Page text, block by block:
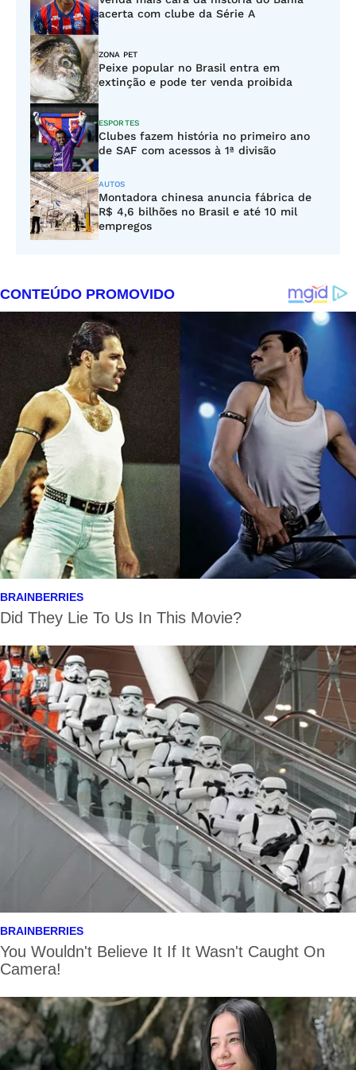
acerta com clube da Série A
ZONA PET
Peixe popular no Brasil entra em
extinção e pode ter venda proibida
ESPORTES
Clubes fazem história no primeiro ano
de SAF com acessos à 1ª divisão
AUTOS
Montadora chinesa anuncia fábrica de
R$ 4,6 bilhões no Brasil e até 10 mil
empregos